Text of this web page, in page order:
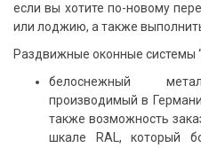
если вы хотите по-новому
или лоджию, а также
Раздвижные оконные системы
белоснежный
производимый в
также возможность
шкале RAL, который